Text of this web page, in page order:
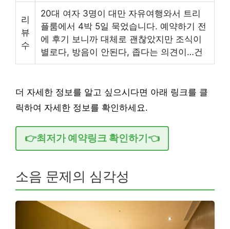
리
뷰
수
20대 여자 3명이 대만 자유여행와서 트리
플룸에서 4박 5일 묵었습니다. 예약하기 전
에 후기 보니까 대체로 괜찮았지만 조식이
별로다, 방음이 안된다, 좁다는 의견이…건
더 자세한 정보를 알고 싶으시다면 아래 링크를 클
릭하여 자세한 정보를 확인하세요.
👉최저가 예약링크 확인하기👈
소음 문제의 심각성